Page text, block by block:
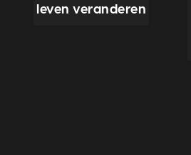
leven veranderen